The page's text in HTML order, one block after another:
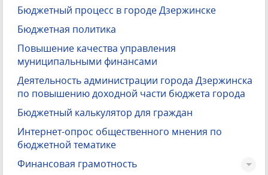
Бюджетный процесс в городе Дзержинске
Бюджетная политика
Повышение качества управления
муниципальными финансами
Деятельность администрации города Дзержинска
по повышению доходной части бюджета города
Бюджетный калькулятор для граждан
Интернет-опрос общественного мнения по
бюджетной тематике
Финансовая грамотность